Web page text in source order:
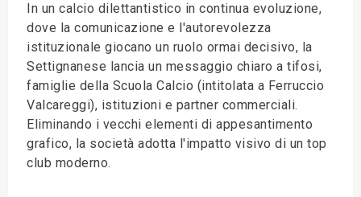
In un calcio dilettantistico in continua evoluzione,
dove la comunicazione e l'autorevolezza
istituzionale giocano un ruolo ormai decisivo, la
Settignanese lancia un messaggio chiaro a tifosi,
famiglie della Scuola Calcio (intitolata a Ferruccio
Valcareggi), istituzioni e partner commerciali.
Eliminando i vecchi elementi di appesantimento
grafico, la società adotta l'impatto visivo di un top
club moderno.